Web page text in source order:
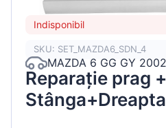
Indisponibil
SKU: SET_MAZDA6_SDN_4
MAZDA 6 GG GY
Reparație prag